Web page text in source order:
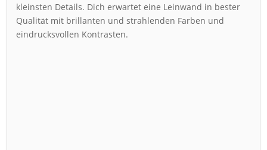
kleinsten Details. Dich erwartet eine Leinwand in bester
Qualität mit brillanten und strahlenden Farben und
eindrucksvollen Kontrasten.